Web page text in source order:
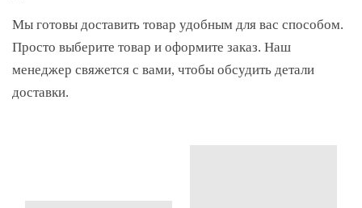
Мы готовы доставить товар удобным для вас способом.
Просто выберите товар и оформите заказ. Наш
менеджер свяжется с вами, чтобы обсудить детали
доставки.